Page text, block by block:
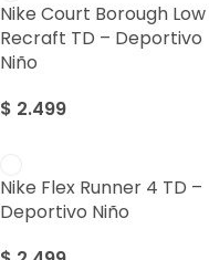
Nike Court Borough Low
Recraft TD – Deportivo
Niño
$ 2.499
Nike Flex Runner 4 TD –
Deportivo Niño